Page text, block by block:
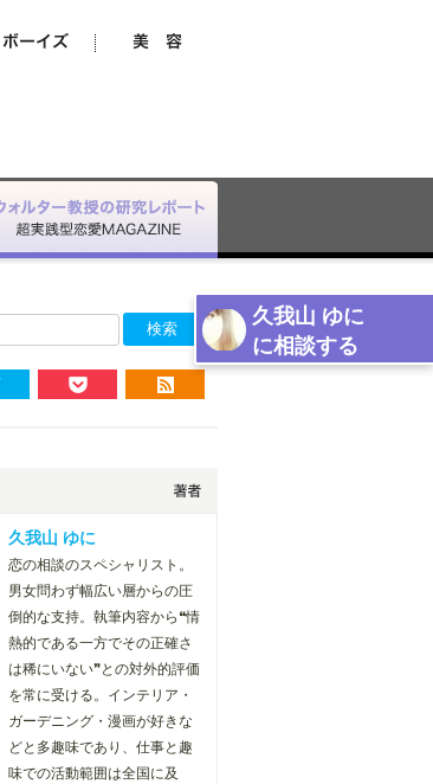
久我山 ゆに
に相談する
久我山 ゆに
恋の相談のスペシャリスト。
男女問わず幅広い層からの圧
倒的な支持。執筆内容から❝情
熱的である一方でその正確さ
は稀にいない❞との対外的評価
を常に受ける。インテリア・
ガーデニング・漫画が好きな
どと多趣味であり、仕事と趣
味での活動範囲は全国に及